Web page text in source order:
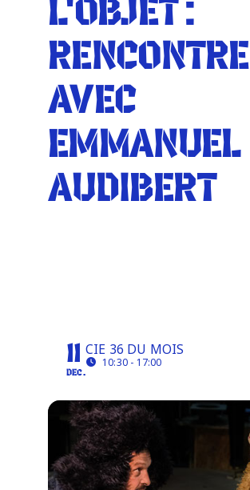
Infos pratiques
L'OBJET :
RENCONTRE
AVEC
EMMANUEL
AUDIBERT
11
DEC.
CIE 36 DU MOIS
10:30 - 17:00